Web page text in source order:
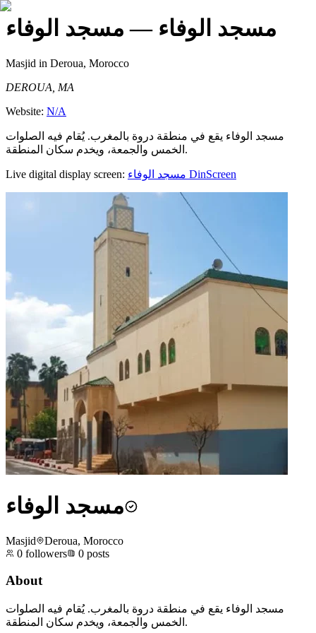
مسجد الوفاء — مسجد الوفاء
Masjid in Deroua, Morocco
DEROUA, MA
Website: N/A
مسجد الوفاء يقع في منطقة دروة بالمغرب. يُقام فيه الصلوات
الخمس والجمعة، ويخدم سكان المنطقة.
Live digital display screen: مسجد الوفاء DinScreen
مسجد الوفاء
Masjid
Deroua, Morocco
0 followers 0 posts
About
مسجد الوفاء يقع في منطقة دروة بالمغرب. يُقام فيه الصلوات
الخمس والجمعة، ويخدم سكان المنطقة.